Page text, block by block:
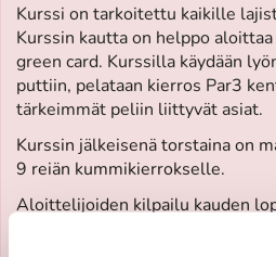
Kurssi on tarkoitettu kaikille
Kurssin kautta on helppo
green card. Kurssilla käydään
puttiin, pelataan kierros Par3
tärkeimmät peliin liittyvät asiat.
Kurssin jälkeisenä torstaina on
9 reiän kummikierrokselle.
Aloittelijoiden kilpailu kauden